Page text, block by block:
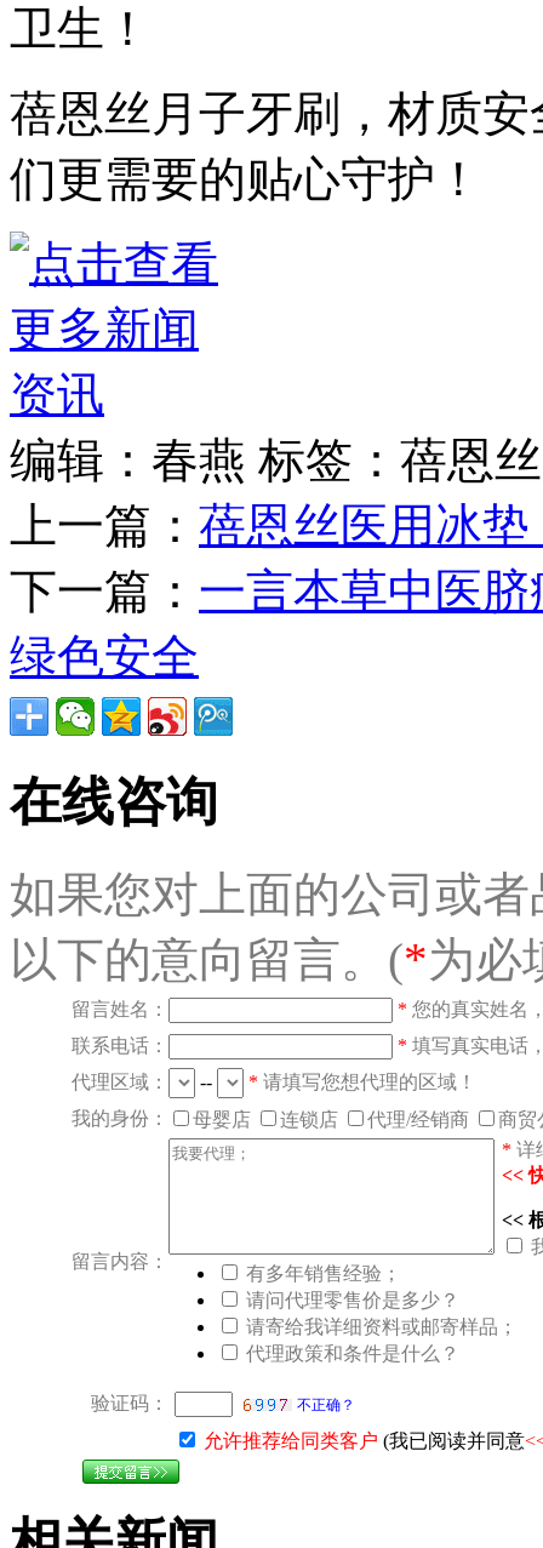
卫生！
蓓恩丝月子牙刷，材质
们更需要的贴心守护！
编辑：春燕 标签：蓓恩
上一篇： 蓓恩丝医用冰
下一篇： 一言本草中医
绿色安全
在线咨询
如果您对上面的公司或
以下的意向留言。(*为必
留言姓名： * 您的真实姓名
联系电话：
* 填写真实电话
代理区域：
-- * 请填写您想代理的区域！
我的身份：
母婴店 连锁店 代理/经销商 商贸
留言内容：
* 详
<<
<<
有多年销售经验；
请问代理零售价是多少？
请寄给我详细资料或邮寄样品；
代理政策和条件是什么？
验证码： 不正确？
允许推荐给同类客户 (我已阅读并同意